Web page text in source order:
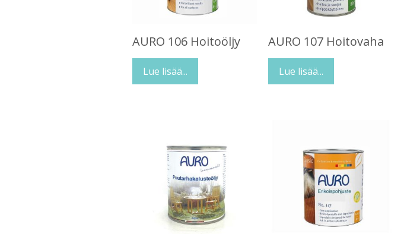
AURO 106 Hoitoöljy
Lue lisää...
AURO 107 Hoitovaha
Lue lisää...